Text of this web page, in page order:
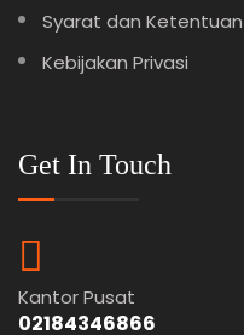
Syarat dan Ketentuan
Kebijakan Privasi
Get In Touch
Kantor Pusat
02184346866